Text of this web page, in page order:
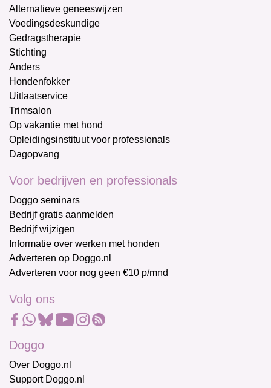
Alternatieve geneeswijzen
Voedingsdeskundige
Gedragstherapie
Stichting
Anders
Hondenfokker
Uitlaatservice
Trimsalon
Op vakantie met hond
Opleidingsinstituut voor professionals
Dagopvang
Voor bedrijven en professionals
Doggo seminars
Bedrijf gratis aanmelden
Bedrijf wijzigen
Informatie over werken met honden
Adverteren op Doggo.nl
Adverteren voor nog geen €10 p/mnd
Volg ons
Doggo
Over Doggo.nl
Support Doggo.nl